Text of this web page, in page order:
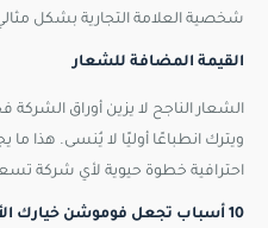
شخصية العلامة التجارية بشكل
القيمة المضافة للشعار
الشعار الناجح لا يزين أوراق الشركة
ويترك انطباعًا أوليًا لا يُنسى. هذا ما
احترافية خطوة حيوية لأي شركة
10 أسباب تجعل فوموشن خيارك الأول